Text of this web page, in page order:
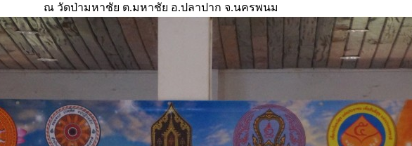
ณ วัดป่ามหาชัย ต.มหาชัย อ.ปลาปาก จ.นครพนม